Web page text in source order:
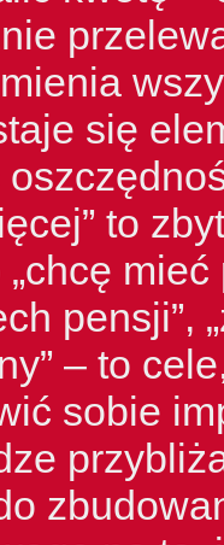
się
to
„chcę
pensji”,
– to
sobie